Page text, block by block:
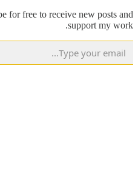
for free to receive new posts and
support my work.